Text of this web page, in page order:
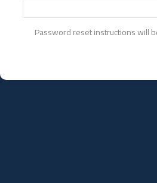
Password reset instructions will